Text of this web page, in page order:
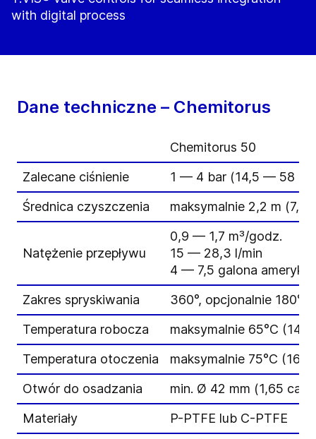
with digital process
Dane techniczne – Chemitorus
Chemitorus 50
Zalecane ciśnienie
1 — 4 bar (14,5 — 58
Średnica czyszczenia
maksymalnie 2,2 m (7,2
Natężenie przepływu
0,9 — 1,7 m³/godz.
15 — 28,3 l/min
4 — 7,5 galona
Zakres spryskiwania
360°, opcjonalnie 180°
Temperatura robocza
maksymalnie 65°C
Temperatura otoczenia
maksymalnie 75°C
Otwór do osadzania
min. Ø 42 mm (1,65 cala)
Materiały
P-PTFE lub C-PTFE